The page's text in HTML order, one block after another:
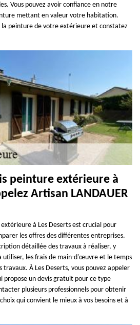
Vous pouvez avoir confiance en notre
mettant en valeur votre habitation.
la peinture de votre extérieure et constatez
peinture extérieure à
Artisan LANDAUER
à Les Deserts est crucial pour
les offres des différentes entreprises.
détaillée des travaux à réaliser, y
utiliser, les frais de main-d'œuvre et le temps
À Les Deserts, vous pouvez appeler
propose un devis gratuit pour ce type
plusieurs professionnels pour obtenir
qui convient le mieux à vos besoins et à